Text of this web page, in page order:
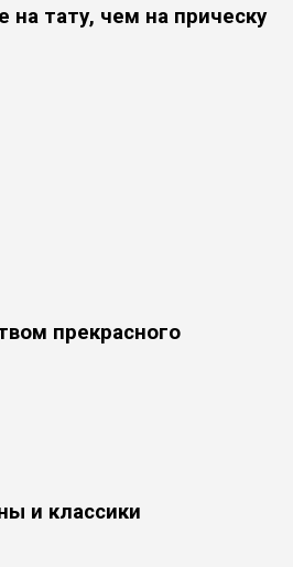
тату, чем на прическу
прекрасного
и классики